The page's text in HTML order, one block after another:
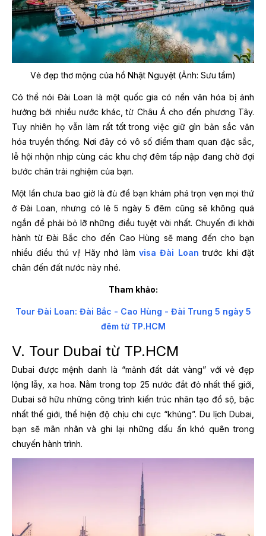
Vẻ đẹp thơ mộng của hồ Nhật Nguyệt (Ảnh: Sưu tầm)
Có thể nói Đài Loan là một quốc gia có nền văn hóa bị ảnh
hưởng bởi nhiều nước khác, từ Châu Á cho đến phương Tây.
Tuy nhiên họ vẫn làm rất tốt trong việc giữ gìn bản sắc văn
hóa truyền thống. Nơi đây có vô số điểm tham quan đặc sắc,
lễ hội nhộn nhịp cùng các khu chợ đêm tấp nập đang chờ đợi
bước chân trải nghiệm của bạn.
Một lần chưa bao giờ là đủ để bạn khám phá trọn vẹn mọi thứ
ở Đài Loan, nhưng có lẽ 5 ngày 5 đêm cũng sẽ không quá
ngắn để phải bỏ lỡ những điều tuyệt vời nhất. Chuyến đi khởi
hành từ Đài Bắc cho đến Cao Hùng sẽ mang đến cho bạn
nhiều điều thú vị! Hãy nhớ làm visa Đài Loan trước khi đặt
chân đến đất nước này nhé.
Tham khảo:
Tour Đài Loan: Đài Bắc - Cao Hùng - Đài Trung 5 ngày 5
đêm từ TP.HCM
V. Tour Dubai từ TP.HCM
Dubai được mệnh danh là “mảnh đất dát vàng” với vẻ đẹp
lộng lẫy, xa hoa. Nằm trong top 25 nước đắt đỏ nhất thế giới,
Dubai sở hữu những công trình kiến trúc nhân tạo đồ sộ, bậc
nhất thế giới, thể hiện độ chịu chi cực “khủng”. Du lịch Dubai,
bạn sẽ mãn nhãn và ghi lại những dấu ấn khó quên trong
chuyến hành trình.